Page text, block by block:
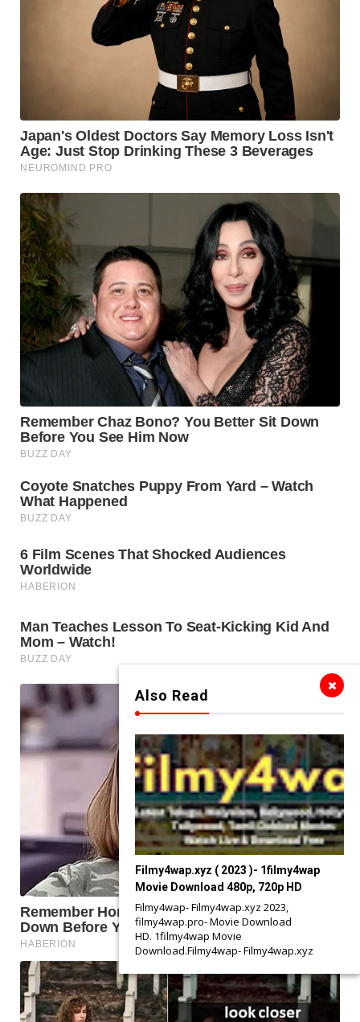
Also Read
Filmy4wap.xyz ( 2023 )- 1filmy4wap
Movie Download 480p, 720p HD
Filmy4wap- Filmy4wap.xyz 2023,
filmy4wap.pro- Movie Download
HD. 1filmy4wap Movie
Download.Filmy4wap- Filmy4wap.xyz